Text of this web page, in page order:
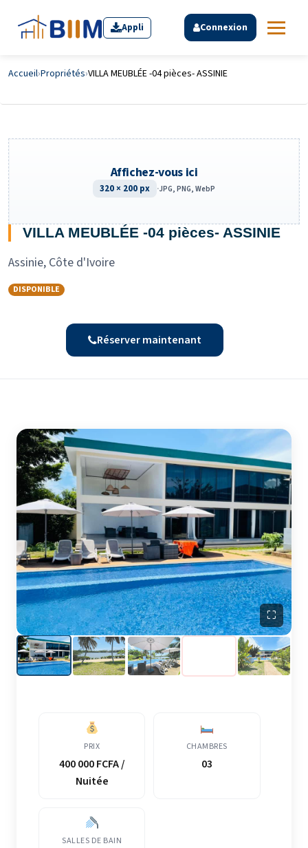
Appli Connexion
Accueil›Propriétés›VILLA MEUBLÉE -04 pièces- ASSINIE
VILLA MEUBLÉE -04 pièces- ASSINIE
Assinie, Côte d'Ivoire
DISPONIBLE
Réserver maintenant
Affichez-vous ici
320 × 200 px ·JPG, PNG, WebP
⛶
PRIX
400 000 FCFA /
Nuitée
CHAMBRES
03
SALLES DE BAIN